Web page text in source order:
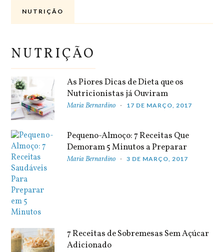
NUTRIÇÃO
NUTRIÇÃO
As Piores Dicas de Dieta que os
Nutricionistas já Ouviram
Maria Bernardino 17 DE MARÇO, 2017
Pequeno-Almoço: 7 Receitas Que
Demoram 5 Minutos a Preparar
Maria Bernardino 3 DE MARÇO, 2017
7 Receitas de Sobremesas Sem Açúcar
Adicionado